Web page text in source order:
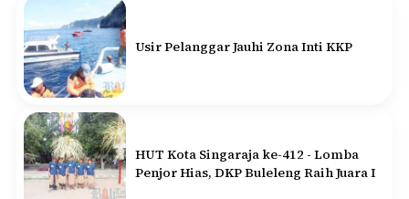
Usir Pelanggar Jauhi Zona Inti KKP
HUT Kota Singaraja ke-412 - Lomba
Penjor Hias, DKP Buleleng Raih Juara I